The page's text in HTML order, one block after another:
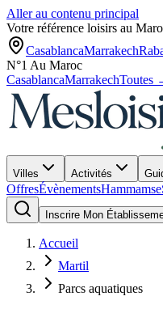
Aller au contenu principal
Votre référence loisirs au
CasablancaMarrakech
N°1 Au Maroc
CasablancaMarrakechToutes
Villes Activités
OffresÉvènementsHammams
Inscrire Mon
Accueil
Martil
Parcs aquatiques